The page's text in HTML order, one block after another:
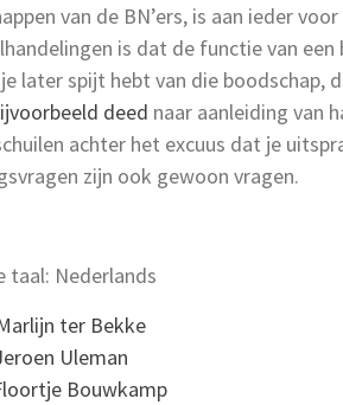
van de BN’ers, is aan ieder
is dat de functie van
later spijt hebt van die boodschap,
deed naar aanleiding van
achter het excuus dat je
zijn ook gewoon vragen.
taal: Nederlands
ter Bekke
Uleman
Bouwkamp